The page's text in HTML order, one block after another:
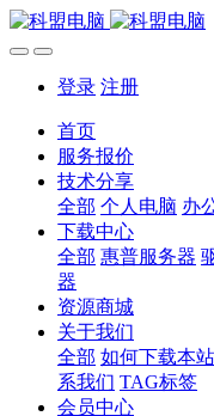
登录 注册
首页
服务报价
技术分享
全部 个人电脑 办
下载中心
全部 惠普服务器
器
资源商城
关于我们
全部 如何下载本
系我们 TAG标签
会员中心